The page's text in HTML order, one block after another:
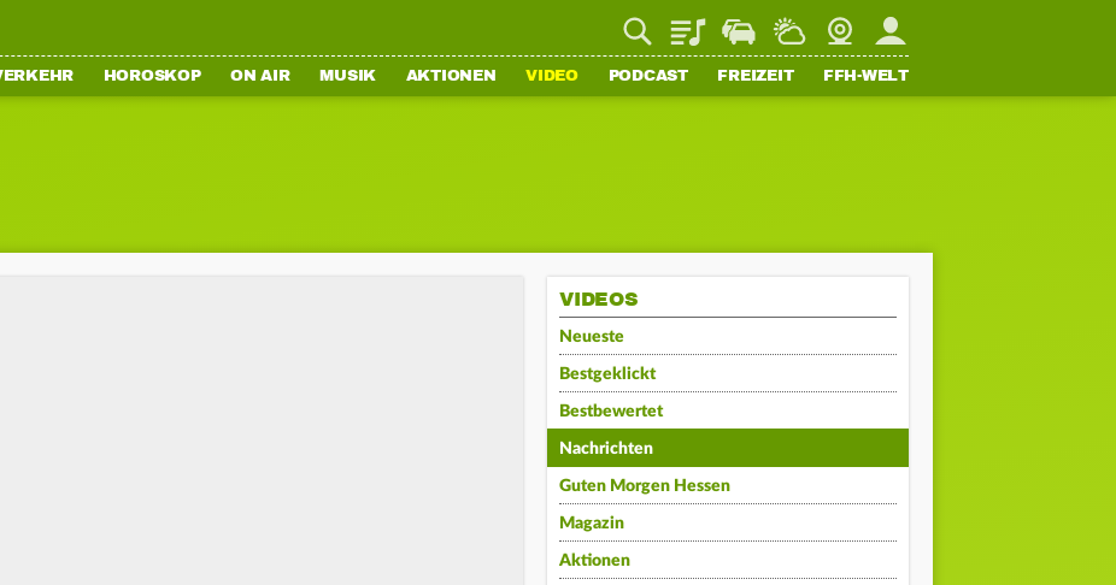
PlaylistStaupilotWetterWebcamMein FFH
HOROSKOP ON AIR MUSIK AKTIONEN VIDEO PODCAST FREIZEIT FFH-WELT
VIDEOS
Neueste
Bestgeklickt
Bestbewertet
Nachrichten
Guten Morgen Hessen
Magazin
Aktionen